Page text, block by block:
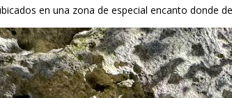
en una zona de especial encanto donde